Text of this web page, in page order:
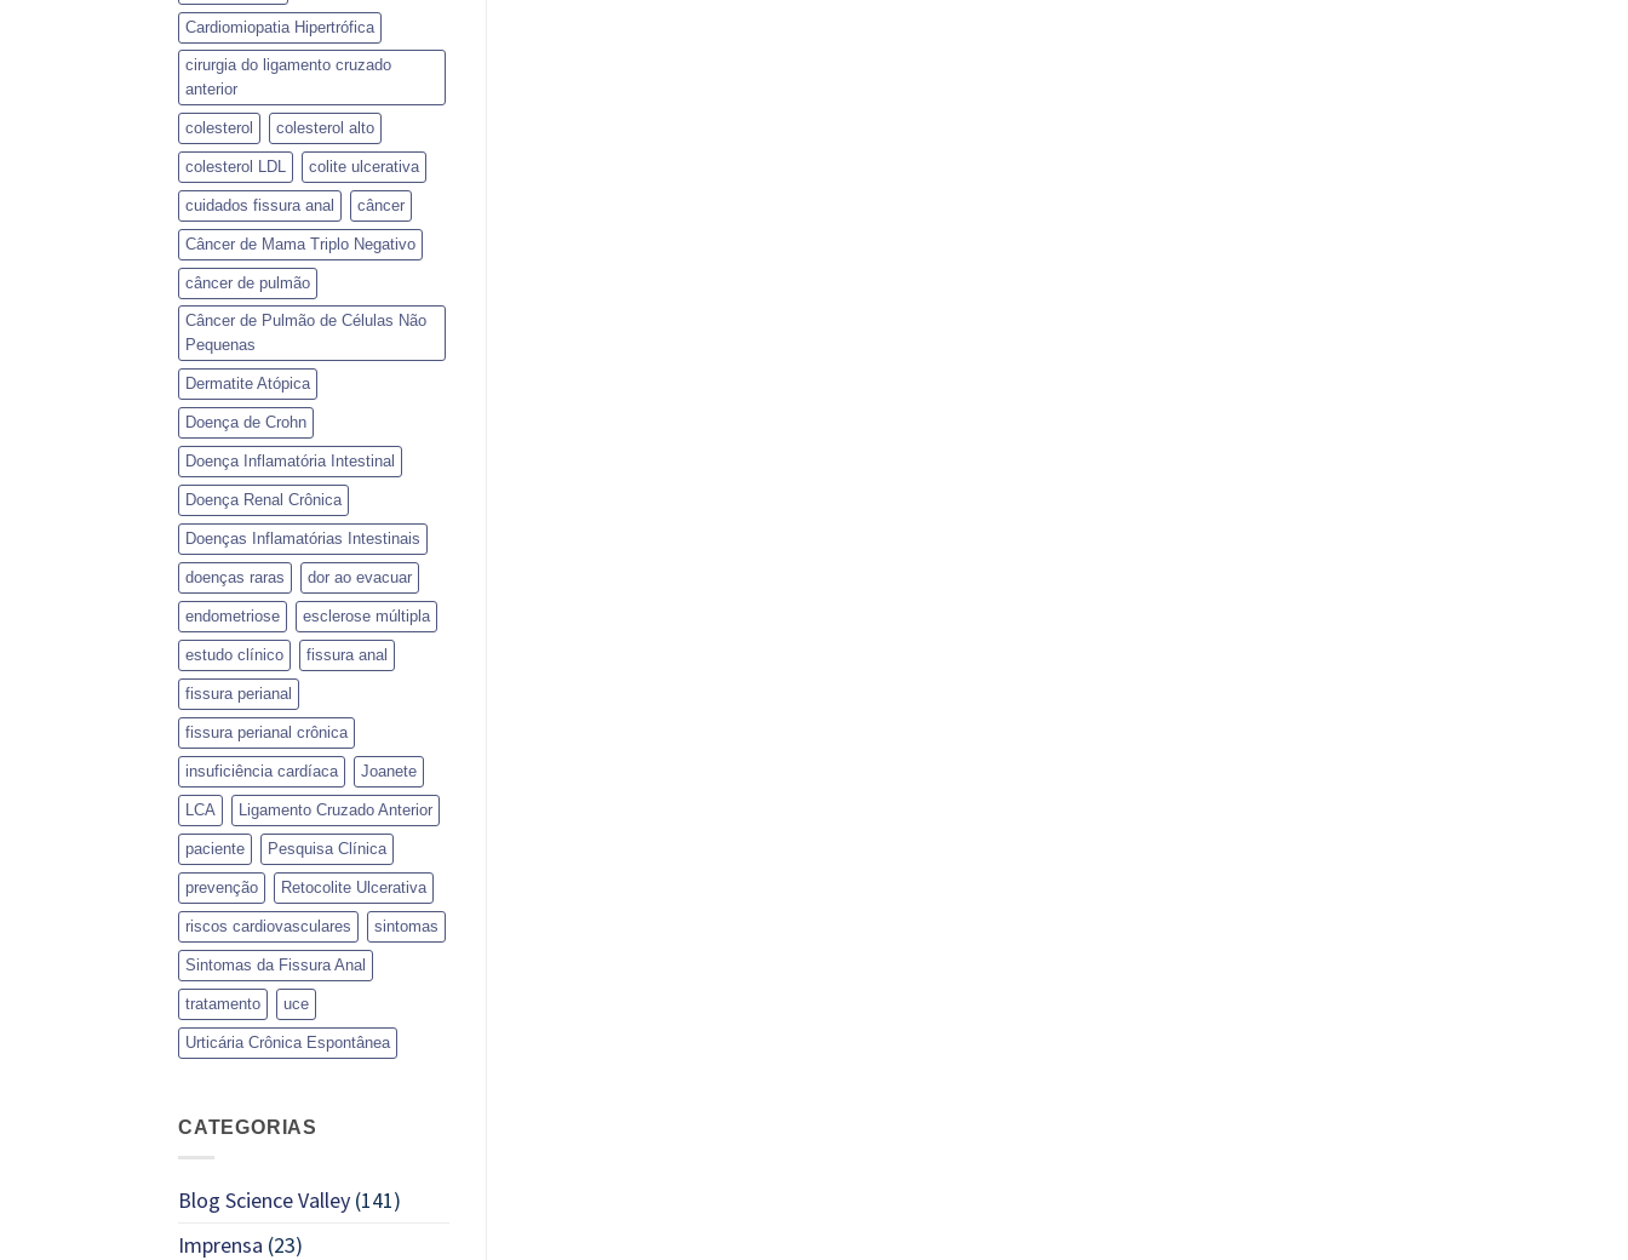
Cardiomiopatia Hipertrófica
cirurgia do ligamento cruzado
anterior
colesterol colesterol alto
colesterol LDL colite ulcerativa
cuidados fissura anal câncer
Câncer de Mama Triplo Negativo
câncer de pulmão
Câncer de Pulmão de Células Não
Pequenas
Dermatite Atópica
Doença de Crohn
Doença Inflamatória Intestinal
Doença Renal Crônica
Doenças Inflamatórias Intestinais
doenças raras dor ao evacuar
endometriose esclerose múltipla
estudo clínico fissura anal
fissura perianal
fissura perianal crônica
insuficiência cardíaca Joanete
LCA Ligamento Cruzado Anterior
paciente Pesquisa Clínica
prevenção Retocolite Ulcerativa
riscos cardiovasculares sintomas
Sintomas da Fissura Anal
tratamento uce
Urticária Crônica Espontânea
CATEGORIAS
Blog Science Valley (141)
Imprensa (23)